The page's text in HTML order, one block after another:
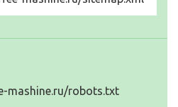
mashine.ru/robots.txt